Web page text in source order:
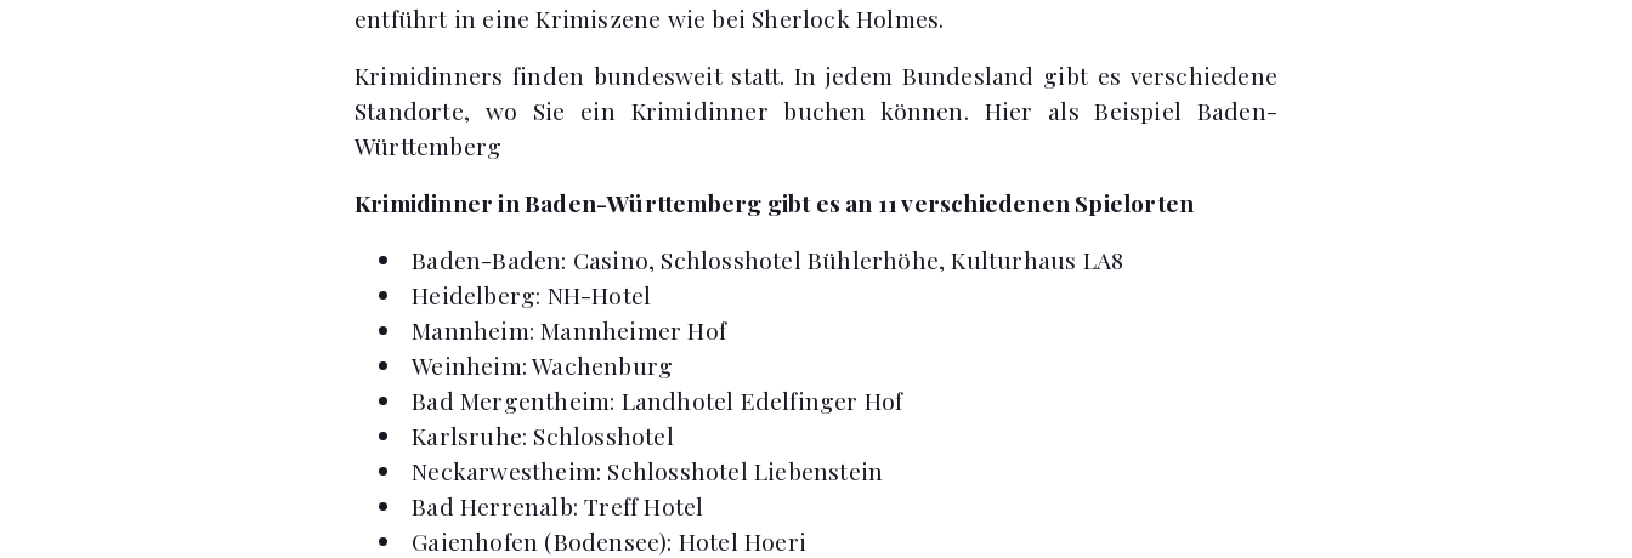
entführt in eine Krimiszene wie bei Sherlock Holmes.
Krimidinners finden bundesweit statt. In jedem Bundesland gibt es verschiedene
Standorte, wo Sie ein Krimidinner buchen können. Hier als Beispiel Baden-
Württemberg
Krimidinner in Baden-Württemberg gibt es an 11 verschiedenen Spielorten
Baden-Baden: Casino, Schlosshotel Bühlerhöhe, Kulturhaus LA8
Heidelberg: NH-Hotel
Mannheim: Mannheimer Hof
Weinheim: Wachenburg
Bad Mergentheim: Landhotel Edelfinger Hof
Karlsruhe: Schlosshotel
Neckarwestheim: Schlosshotel Liebenstein
Bad Herrenalb: Treff Hotel
Gaienhofen (Bodensee): Hotel Hoeri